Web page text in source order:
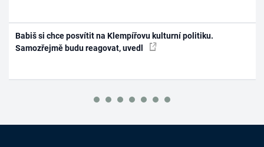
Babiš si chce posvítit na Klempířovu kulturní politiku.
Samozřejmě budu reagovat, uvedl